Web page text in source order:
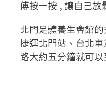
傅按一按 , 讓自己放
北門足體養生會館
捷運北門站、台北
路大約五分鐘就可以